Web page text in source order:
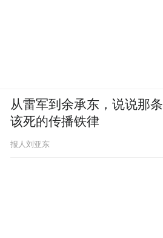
从雷军到余承东，说说那条
该死的传播铁律
报人刘亚东